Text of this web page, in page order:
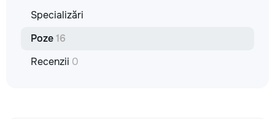
Specializări
Poze16
Recenzii 0